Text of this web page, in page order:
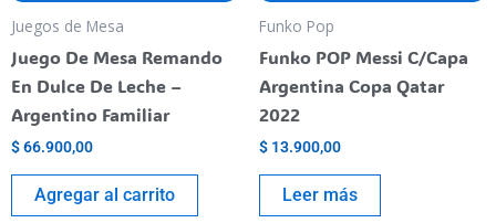
Juegos de Mesa
Juego De Mesa Remando
En Dulce De Leche –
Argentino Familiar
$66.900,00
Agregar al carrito
Funko Pop
Funko POP Messi C/Capa
Argentina Copa Qatar
2022
$ 13.900,00
Leer más